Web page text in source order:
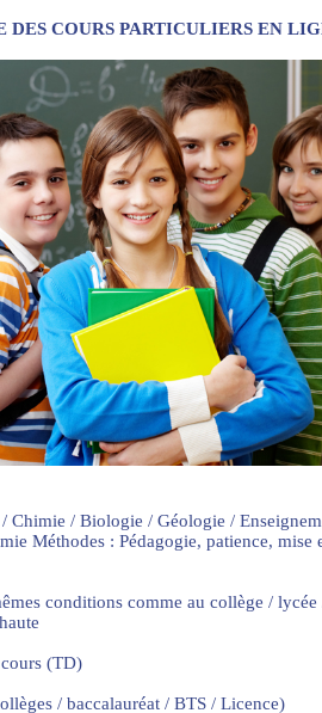
DES COURS PARTICULIERS EN
Chimie / Biologie / Géologie /
Méthodes : Pédagogie, patience,
conditions comme au collège / lycée
(TD)
/ baccalauréat / BTS / Licence)